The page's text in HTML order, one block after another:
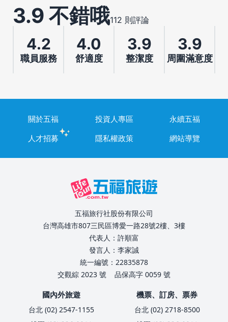
3.9 不錯哦112 則評論
4.2
職員服務
4.0
舒適度
3.9
整潔度
3.9
周圍滿意度
關於五福 投資人專區
永續五福
人才招募
隱私權政策 網站導覽
五福旅行社股份有限公司
台灣高雄市807三民區博愛一路28號2樓、3樓
代表人：許順富
發言人：李家誠
統一編號：22835878
交觀綜 2023 號
品保高字 0059 號
國內外旅遊
台北 (02) 2547-1155
機票、訂房、票券
台北 (02) 2718-8500